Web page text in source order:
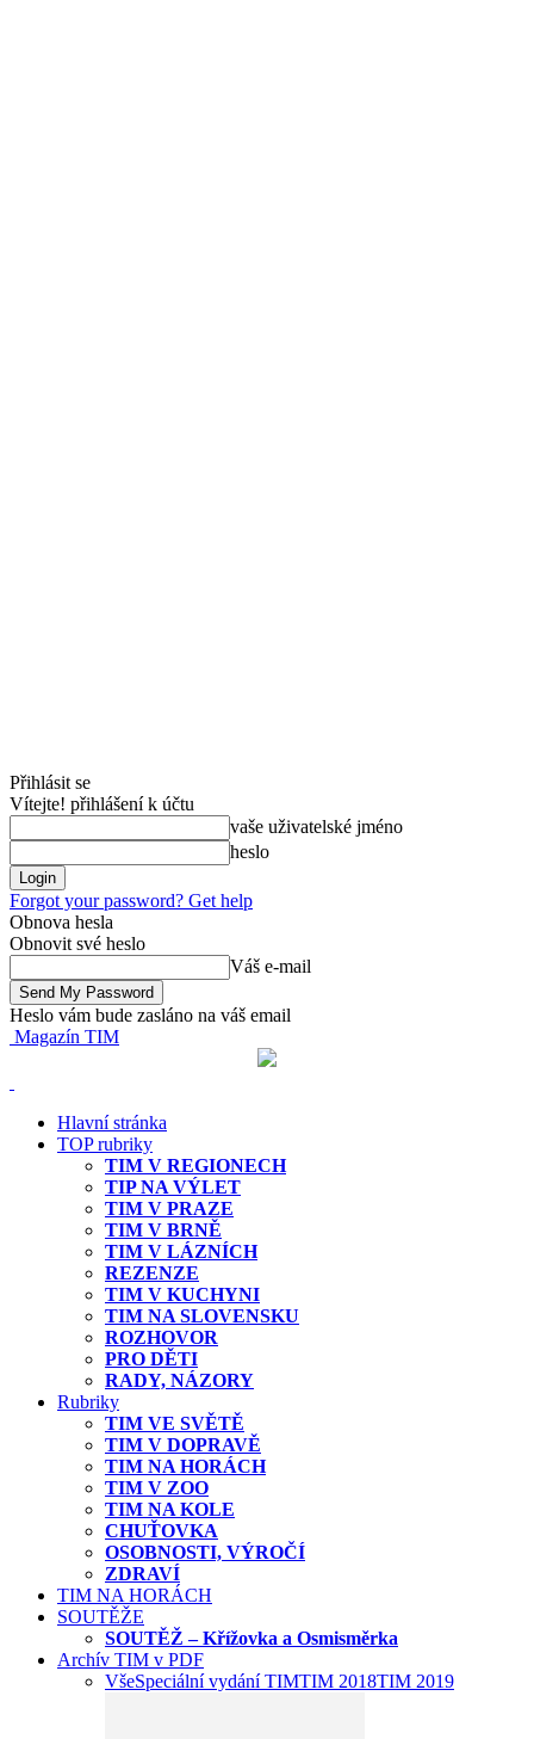
Přihlásit se
Vítejte! přihlášení k účtu
vaše uživatelské jméno
heslo
Forgot your password? Get help
Obnova hesla
Obnovit své heslo
Váš e-mail
Heslo vám bude zasláno na váš email
Magazín TIM
Hlavní stránka
TOP rubriky
TIM V REGIONECH
TIP NA VÝLET
TIM V PRAZE
TIM V BRNĚ
TIM V LÁZNÍCH
REZENZE
TIM V KUCHYNI
TIM NA SLOVENSKU
ROZHOVOR
PRO DĚTI
RADY, NÁZORY
Rubriky
TIM VE SVĚTĚ
TIM V DOPRAVĚ
TIM NA HORÁCH
TIM V ZOO
TIM NA KOLE
CHUŤOVKA
OSOBNOSTI, VÝROČÍ
ZDRAVÍ
TIM NA HORÁCH
SOUTĚŽE
SOUTĚŽ – Křížovka a Osmisměrka
Archív TIM v PDF
VšeSpeciální vydání TIMTIM 2018TIM 2019